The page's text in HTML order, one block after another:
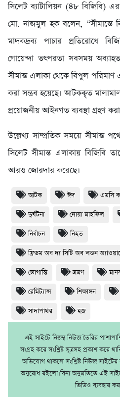
সিলেট ব্যাটালিয়ন (৪৮ বিজিবি)
মো. নাজমুল হক বলেন, “সীমান্তে
মাদকদ্রব্য পাচার প্রতিরোধে
গোয়েন্দা তৎপরতা সবসময়
সীমান্ত এলাকা থেকে বিপুল
করা সম্ভব হয়েছে। আটককৃত
প্রয়োজনীয় আইনগত ব্যবস্থা গ্রহণ
উল্লেখ্য সাম্প্রতিক সময়ে সীমান্ত
সিলেট সীমান্ত এলাকায় বিজিবি
আরও জোরদার করেছে।
আটক ঈদ এমসি
দুর্ঘটনা দোয়া মাহফিল
নির্বাচন নিহত
ফ্রিডম অব দ্য সিটি অব লন্ডন
ভোগান্তি ভ্রমণ
রেমিট্যান্স শিক্ষাঙ্গন
সাদাপাথর হজ
এই সাইটে নিজম্ব নিউজ তৈরির
সংগ্রহ করে সংশ্লিষ্ট সূত্রসহ প্রকাশ করে
অভিযোগ থাকলে সংশ্লিষ্ট নিউজ
অনুরোধ রইলো।বিনা অনুমতিতে এই
ভিডিও ব্যবহার